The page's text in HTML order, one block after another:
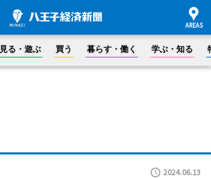
見る・遊ぶ 買う 暮らす・働く 学ぶ・知る
2024.06.13